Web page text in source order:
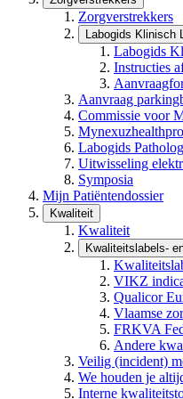
Zorgverstrekkers
Labogids Klinisch
Labogids
Instructies
Aanvraag
Commissie voor
Mynexuzhealthpro
Labogids
Uitwisseling
Symposia
Mijn Patiëntendossier
Kwaliteit
Kwaliteit
Kwaliteitslabels-
VIKZ
Qualicor
Vlaamse
FRKVA
Andere
Veilig (incident)
We houden je
Interne